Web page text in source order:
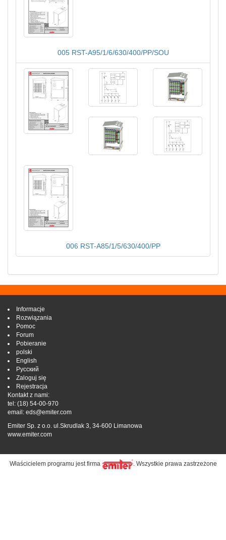
005 RST-A95/1/6/630/400/PP/SOU
006 RST-A85/1/5/630/400/PP
Informacje
Rozwiązania
Pomoc
Forum
Pobieranie
polski
English
Русский
Zaloguj się
Rejestracja
Kontakt z nami:
tel: (18) 54-00-970
email: eds@emiter.com
Emiter Sp. z o.o. ul.Skrudlak 3, 34-600 Limanowa
www.emiter.com
Właścicielem programu jest firma . Wszystkie prawa zastrzeżone